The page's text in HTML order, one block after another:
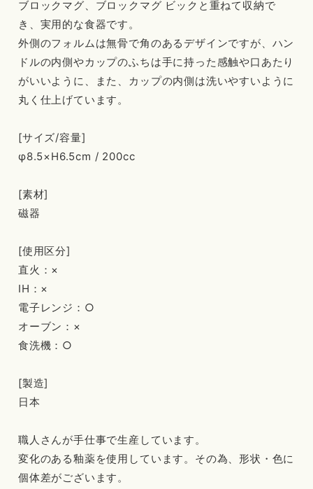
ブロックマグ、ブロックマグ ビックと重ねて収納で
き、実用的な食器です。
外側のフォルムは無骨で角のあるデザインですが、ハン
ドルの内側やカップのふちは手に持った感触や口あたり
がいいように、また、カップの内側は洗いやすいように
丸く仕上げています。
[サイズ/容量]
φ8.5×H6.5cm / 200cc
[素材]
磁器
[使用区分]
直火：×
IH：×
電子レンジ：○
オーブン：×
食洗機：○
[製造]
日本
職人さんが手仕事で生産しています。
変化のある釉薬を使用しています。その為、形状・色に
個体差がございます。